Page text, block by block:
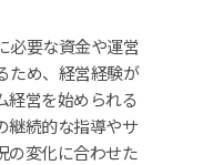
必要な資金や運営
ため、経営経験が
経営を始められる
継続的な指導やサ
の変化に合わせた